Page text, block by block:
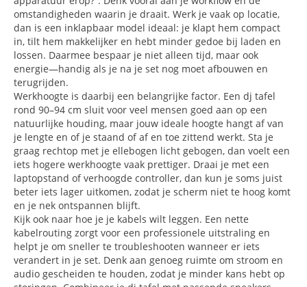
omstandigheden waarin je draait. Werk je vaak op locatie,
dan is een inklapbaar model ideaal: je klapt hem compact
in, tilt hem makkelijker en hebt minder gedoe bij laden en
lossen. Daarmee bespaar je niet alleen tijd, maar ook
energie—handig als je na je set nog moet afbouwen en
terugrijden.
Werkhoogte is daarbij een belangrijke factor. Een dj tafel
rond 90–94 cm sluit voor veel mensen goed aan op een
natuurlijke houding, maar jouw ideale hoogte hangt af van
je lengte en of je staand of af en toe zittend werkt. Sta je
graag rechtop met je ellebogen licht gebogen, dan voelt een
iets hogere werkhoogte vaak prettiger. Draai je met een
laptopstand of verhoogde controller, dan kun je soms juist
beter iets lager uitkomen, zodat je scherm niet te hoog komt
en je nek ontspannen blijft.
Kijk ook naar hoe je je kabels wilt leggen. Een nette
kabelrouting zorgt voor een professionele uitstraling en
helpt je om sneller te troubleshooten wanneer er iets
verandert in je set. Denk aan genoeg ruimte om stroom en
audio gescheiden te houden, zodat je minder kans hebt op